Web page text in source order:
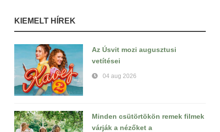
KIEMELT HÍREK
Az Úsvit mozi augusztusi
vetítései
04 aug 2026
Minden csütörtökön remek filmek
várják a nézőket a